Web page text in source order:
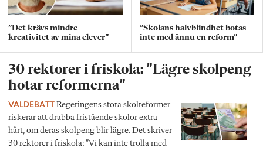
”Det krävs mindre
kreativitet av mina elever”
”Skolans halvblindhet botas
inte med ännu en reform”
30 rektorer i friskola: ”Lägre skolpeng
hotar reformerna”
VALDEBATT Regeringens stora skolreformer
riskerar att drabba fristående skolor extra
hårt, om deras skolpeng blir lägre. Det skriver
30 rektorer i friskola: ”Vi kan inte trolla med